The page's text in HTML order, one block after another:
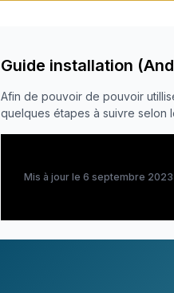
Guide installation
Afin de pouvoir de pouvoir
quelques étapes à suivre selon
Mis à jour le 6 septembre 2023